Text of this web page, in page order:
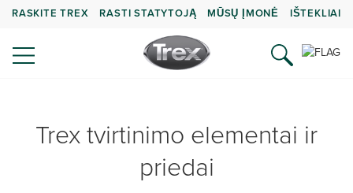
RASKITE TREX RASTI STATYTOJĄ MŪSŲ ĮMONĖ IŠTEKLIAI
Trex tvirtinimo elementai ir
priedai